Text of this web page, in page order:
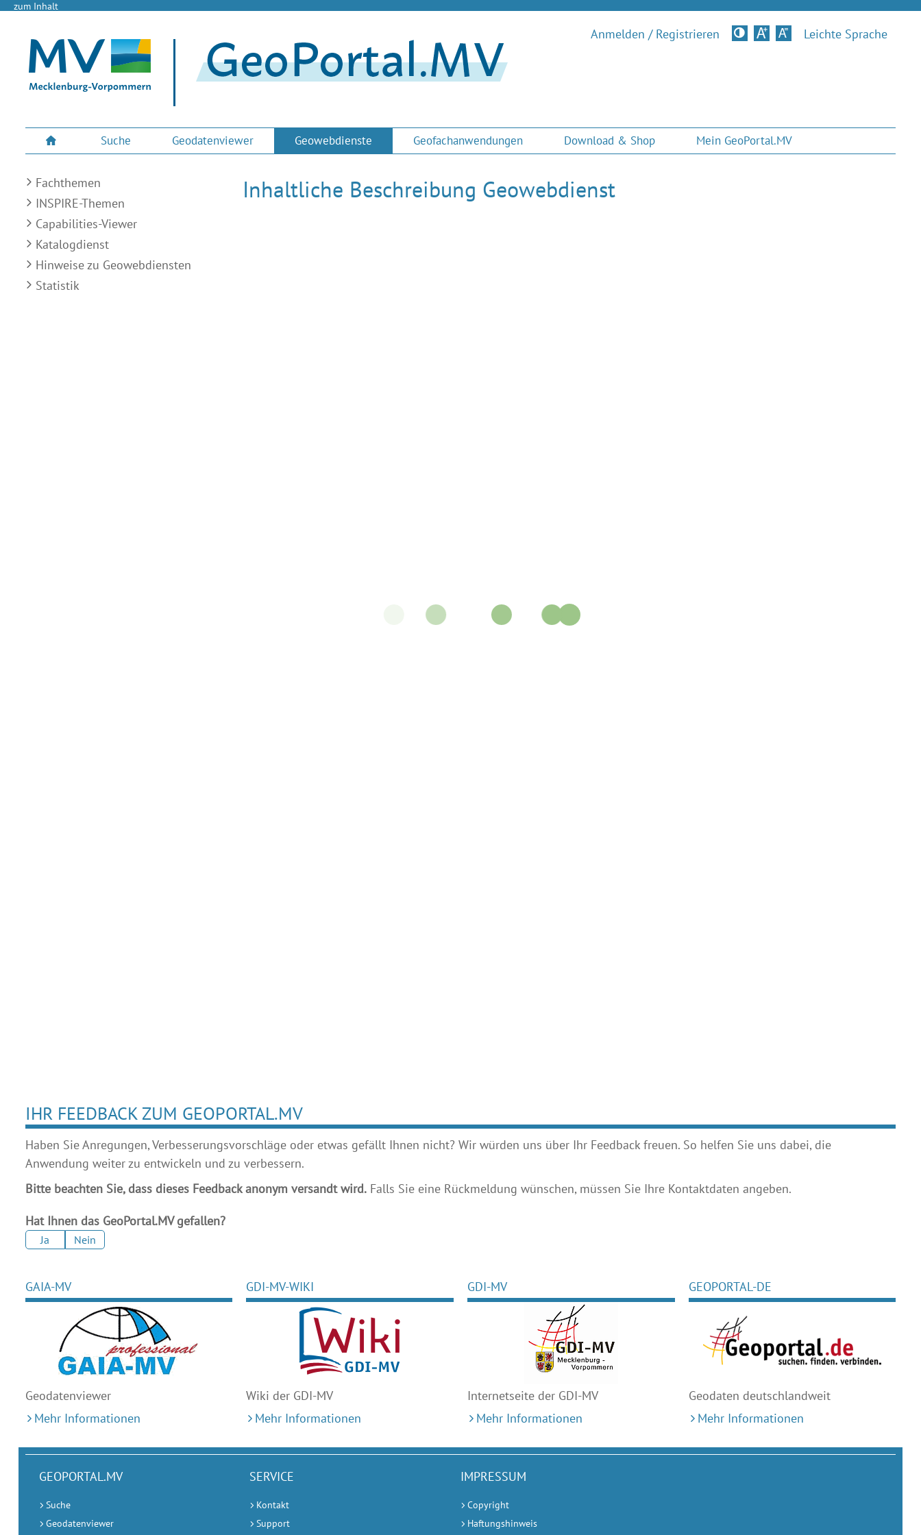
zum Inhalt
Anmelden / Registrieren KontrastversionLeichte Sprache
Suche Geodatenviewer Geowebdienste Geofachanwendungen Download & Shop Mein GeoPortal.MV
Fachthemen
INSPIRE-Themen
Capabilities-Viewer
Katalogdienst
Hinweise zu Geowebdiensten
Statistik
Inhaltliche Beschreibung Geowebdienst
IHR FEEDBACK ZUM GEOPORTAL.MV
Haben Sie Anregungen, Verbesserungsvorschläge oder etwas gefällt Ihnen nicht? Wir würden uns über Ihr Feedback freuen. So helfen Sie uns dabei, die
Anwendung weiter zu entwickeln und zu verbessern.
Bitte beachten Sie, dass dieses Feedback anonym versandt wird.Falls Sie eine Rückmeldung wünschen, müssen Sie Ihre Kontaktdaten angeben.
Hat Ihnen das GeoPortal.MV gefallen?
Ja Nein
GAIA-MV
Geodatenviewer
Mehr Informationen
GDI-MV-WIKI
Wiki der GDI-MV
Mehr Informationen
GDI-MV
Internetseite der GDI-MV
Mehr Informationen
GEOPORTAL-DE
Geodaten deutschlandweit
Mehr Informationen
GEOPORTAL.MV
Suche
Geodatenviewer
SERVICE
Kontakt
Support
IMPRESSUM
Copyright
Haftungshinweis